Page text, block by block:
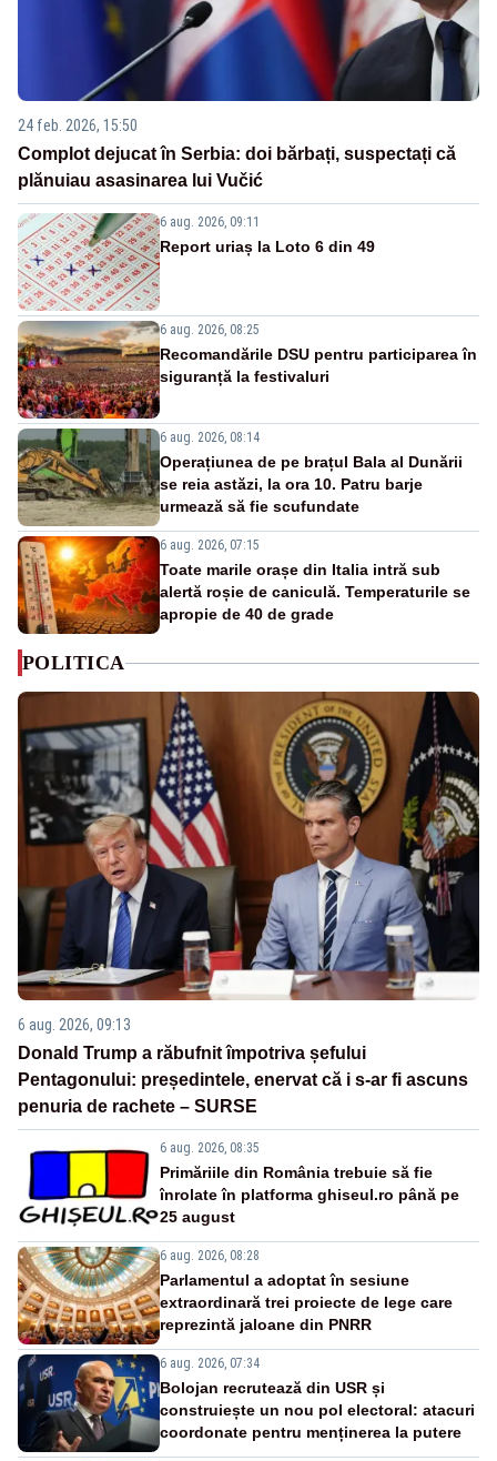
24 feb. 2026, 15:50
Complot dejucat în Serbia: doi bărbați, suspectați că
plănuiau asasinarea lui Vučić
6 aug. 2026, 09:11
Report uriaș la Loto 6 din 49
6 aug. 2026, 08:25
Recomandările DSU pentru participarea în
siguranță la festivaluri
6 aug. 2026, 08:14
Operațiunea de pe brațul Bala al Dunării
se reia astăzi, la ora 10. Patru barje
urmează să fie scufundate
6 aug. 2026, 07:15
Toate marile orașe din Italia intră sub
alertă roșie de caniculă. Temperaturile se
apropie de 40 de grade
POLITICA
6 aug. 2026, 09:13
Donald Trump a răbufnit împotriva șefului
Pentagonului: președintele, enervat că i s-ar fi ascuns
penuria de rachete – SURSE
6 aug. 2026, 08:35
Primăriile din România trebuie să fie
înrolate în platforma ghiseul.ro până pe
25 august
6 aug. 2026, 08:28
Parlamentul a adoptat în sesiune
extraordinară trei proiecte de lege care
reprezintă jaloane din PNRR
6 aug. 2026, 07:34
Bolojan recrutează din USR și
construiește un nou pol electoral: atacuri
coordonate pentru menținerea la putere